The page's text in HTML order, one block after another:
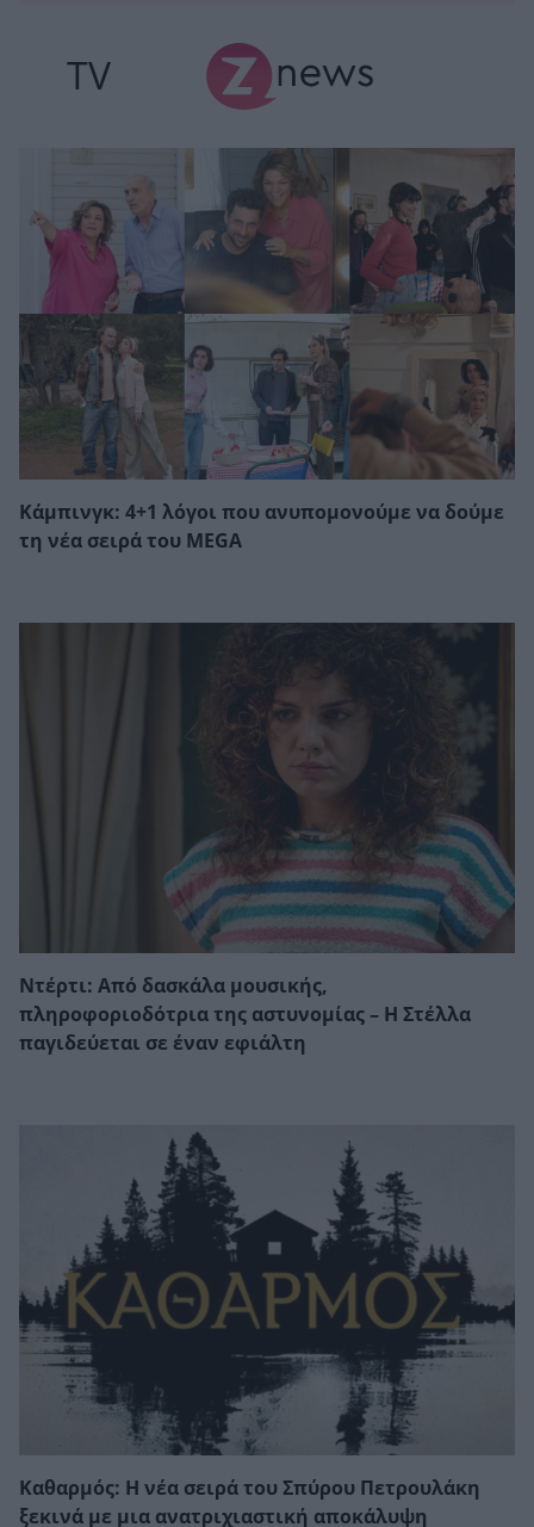
TV
Κάμπινγκ: 4+1 λόγοι που ανυπομονούμε να δούμε
τη νέα σειρά του MEGA
Ντέρτι: Από δασκάλα μουσικής,
πληροφοριοδότρια της αστυνομίας – Η Στέλλα
παγιδεύεται σε έναν εφιάλτη
Καθαρμός: Η νέα σειρά του Σπύρου Πετρουλάκη
ξεκινά με μια ανατριχιαστική αποκάλυψη